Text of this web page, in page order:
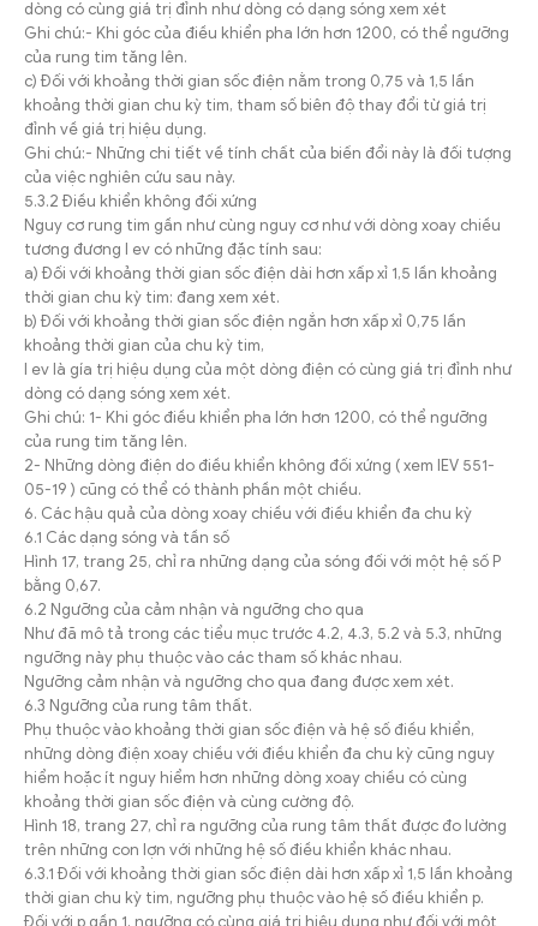
dòng có cùng giá trị đỉnh như dòng có dạng sóng xem xét
Ghi chú:- Khi góc của điều khiển pha lớn hơn 1200, có thể ngưỡng
của rung tim tăng lên.
c) Đối với khoảng thời gian sốc điện nằm trong 0,75 và 1,5 lần
khoảng thời gian chu kỳ tim, tham số biên độ thay đổi từ giá trị
đỉnh về giá trị hiệu dụng.
Ghi chú:- Những chi tiết về tính chất của biến đổi này là đối tượng
của việc nghiên cứu sau này.
5.3.2 Điều khiển không đối xứng
Nguy cơ rung tim gần như cùng nguy cơ như với dòng xoay chiều
tương đương I ev có những đặc tính sau:
a) Đối với khoảng thời gian sốc điện dài hơn xấp xỉ 1,5 lần khoảng
thời gian chu kỳ tim: đang xem xét.
b) Đối với khoảng thời gian sốc điện ngắn hơn xấp xỉ 0,75 lần
khoảng thời gian của chu kỳ tim,
I ev là gía trị hiệu dụng của một dòng điện có cùng giá trị đỉnh như
dòng có dạng sóng xem xét.
Ghi chú: 1- Khi góc điều khiển pha lớn hơn 1200, có thể ngưỡng
của rung tim tăng lên.
2- Những dòng điện do điều khiển không đối xứng ( xem IEV 551-
05-19 ) cũng có thể có thành phần một chiều.
6. Các hậu quả của dòng xoay chiều với điều khiển đa chu kỳ
6.1 Các dạng sóng và tần số
Hình 17, trang 25, chỉ ra những dạng của sóng đối với một hệ số P
bằng 0,67.
6.2 Ngưỡng của cảm nhận và ngưỡng cho qua
Như đã mô tả trong các tiểu mục trước 4.2, 4.3, 5.2 và 5.3, những
ngưỡng này phụ thuộc vào các tham số khác nhau.
Ngưỡng cảm nhận và ngưỡng cho qua đang được xem xét.
6.3 Ngưỡng của rung tâm thất.
Phụ thuộc vào khoảng thời gian sốc điện và hệ số điều khiển,
những dòng điện xoay chiều với điều khiển đa chu kỳ cũng nguy
hiểm hoặc ít nguy hiểm hơn những dòng xoay chiều có cùng
khoảng thời gian sốc điện và cùng cường độ.
Hình 18, trang 27, chỉ ra ngưỡng của rung tâm thất được đo lường
trên những con lợn với những hệ số điều khiển khác nhau.
6.3.1 Đối với khoảng thời gian sốc điện dài hơn xấp xỉ 1,5 lần khoảng
thời gian chu kỳ tim, ngưỡng phụ thuộc vào hệ số điều khiển p.
Đối với p gần 1, ngưỡng có cùng giá trị hiệu dụng như đối với một